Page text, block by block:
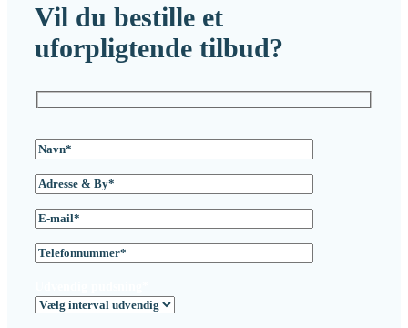
Vil du bestille et
uforpligtende tilbud?